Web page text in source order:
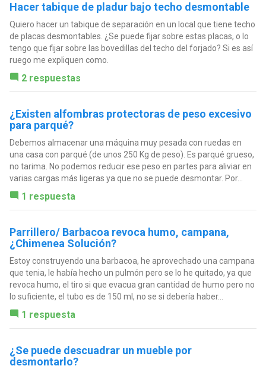
Hacer tabique de pladur bajo techo desmontable
Quiero hacer un tabique de separación en un local que tiene techo
de placas desmontables. ¿Se puede fijar sobre estas placas, o lo
tengo que fijar sobre las bovedillas del techo del forjado? Si es así
ruego me expliquen como.
2 respuestas
¿Existen alfombras protectoras de peso excesivo
para parqué?
Debemos almacenar una máquina muy pesada con ruedas en
una casa con parqué (de unos 250 Kg de peso). Es parqué grueso,
no tarima. No podemos reducir ese peso en partes para aliviar en
varias cargas más ligeras ya que no se puede desmontar. Por...
1 respuesta
Parrillero/ Barbacoa revoca humo, campana,
¿Chimenea Solución?
Estoy construyendo una barbacoa, he aprovechado una campana
que tenia, le había hecho un pulmón pero se lo he quitado, ya que
revoca humo, el tiro si que evacua gran cantidad de humo pero no
lo suficiente, el tubo es de 150 ml, no se si debería haber...
1 respuesta
¿Se puede descuadrar un mueble por
desmontarlo?